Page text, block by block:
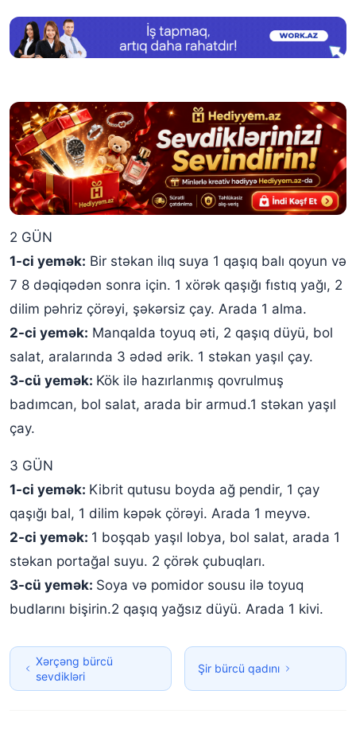
2 GÜN
1-ci yemək: Bir stəkan ilıq suya 1 qaşıq balı qoyun və
7 8 dəqiqədən sonra için. 1 xörək qaşığı fıstıq yağı, 2
dilim pəhriz çörəyi, şəkərsiz çay. Arada 1 alma.
2-ci yemək: Manqalda toyuq əti, 2 qaşıq düyü, bol
salat, aralarında 3 ədəd ərik. 1 stəkan yaşıl çay.
3-cü yemək: Kök ilə hazırlanmış qovrulmuş
badımcan, bol salat, arada bir armud.1 stəkan yaşıl
çay.
3 GÜN
1-ci yemək: Kibrit qutusu boyda ağ pendir, 1 çay
qaşığı bal, 1 dilim kəpək çörəyi. Arada 1 meyvə.
2-ci yemək: 1 boşqab yaşıl lobya, bol salat, arada 1
stəkan portağal suyu. 2 çörək çubuqları.
3-cü yemək: Soya və pomidor sousu ilə toyuq
budlarını bişirin.2 qaşıq yağsız düyü. Arada 1 kivi.
Xərçəng bürcü
sevdikləri
Şir bürcü qadını